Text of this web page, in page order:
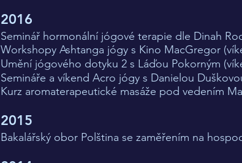
2016
Seminář hormonální jógové terapie dle Dinah
Workshopy Ashtanga jógy s Kino MacGregor
Umění jógového dotyku 2 s Láďou Pokorným
Semináře a víkend Acro jógy s Danielou
Kurz aromaterapeutické masáže pod vedením
​2015
Bakalářský obor Polština se zaměřením na